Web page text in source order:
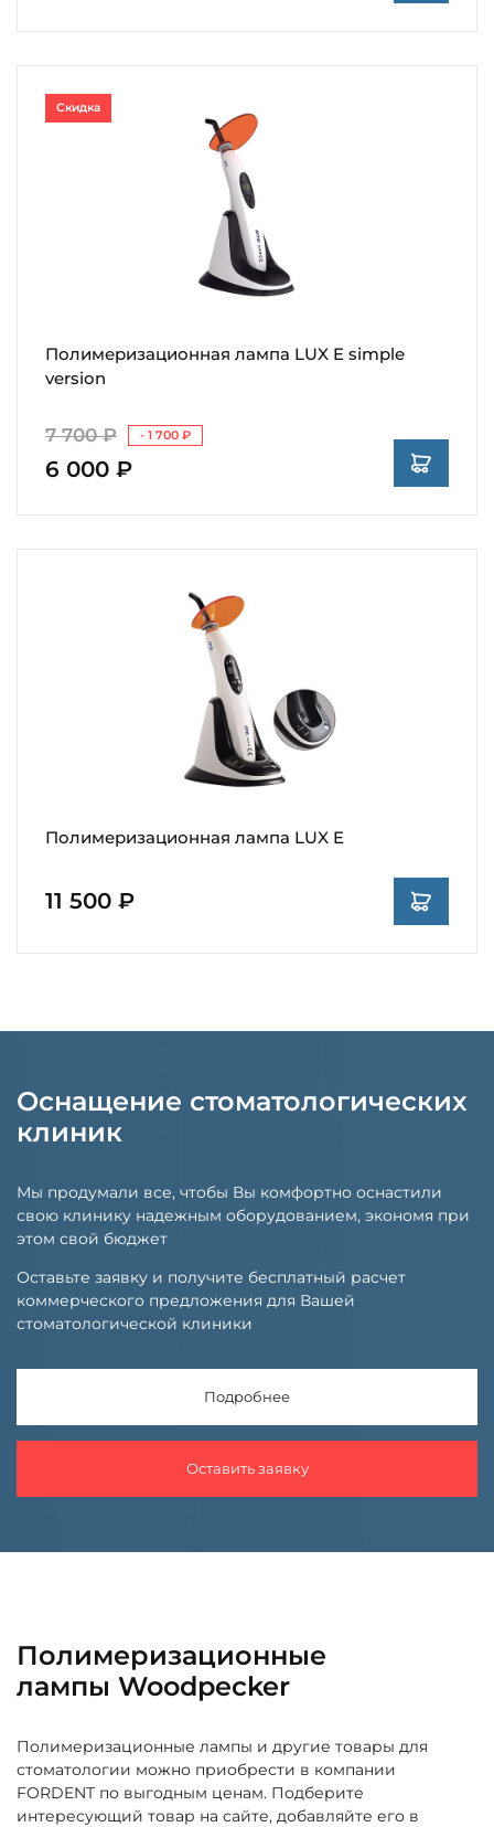
Полимеризационная лампа LUX E simple
version
7 700 ₽ - 1 700 ₽
6 000 ₽
Скидка
Полимеризационная лампа LUX E
11 500 ₽
Оснащение стоматологических
клиник
Мы продумали все, чтобы Вы комфортно оснастили
свою клинику надежным оборудованием, экономя при
этом свой бюджет
Оставьте заявку и получите бесплатный расчет
коммерческого предложения для Вашей
стоматологической клиники
Подробнее
Оставить заявку
Полимеризационные
лампы Woodpecker
Полимеризационные лампы и другие товары для
стоматологии можно приобрести в компании
FORDENT по выгодным ценам. Подберите
интересующий товар на сайте, добавляйте его в